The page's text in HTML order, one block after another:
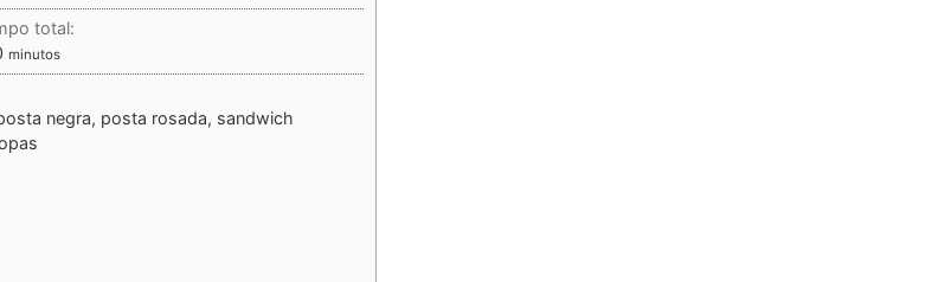
total:
minutos
negra, posta rosada, sandwich